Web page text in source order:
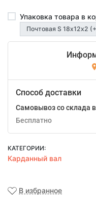
Упаковка товара в
Способ доставки
Самовывоз со склада
Бесплатно
КАТЕГОРИИ:
Карданный вал
В избранное